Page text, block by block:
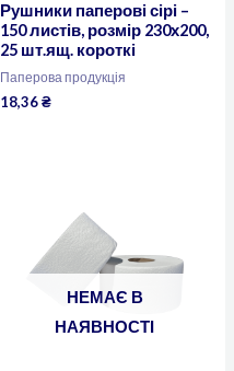
Рушники паперові сірі –
150 листів, розмір 230х200,
25 шт.ящ. короткі
Паперова продукція
18,36₴
НЕМАЄ В
НАЯВНОСТІ